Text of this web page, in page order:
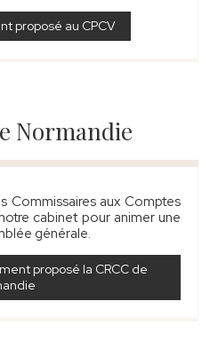
proposé au CPCV
Normandie
Commissaires aux Comptes
cabinet pour animer une
générale.
proposé la CRCC de